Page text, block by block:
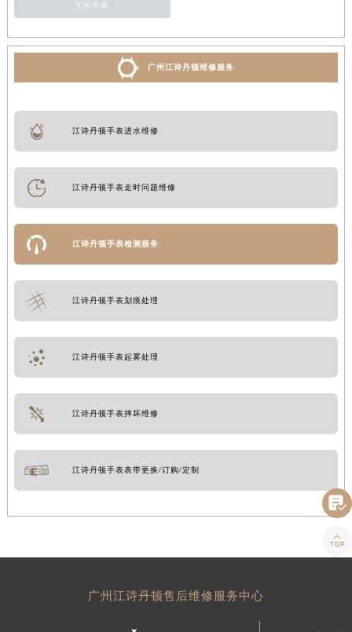
宝珀手表
广州江诗丹顿维修服务
江诗丹顿手表进水维修
江诗丹顿手表走时问题维修
江诗丹顿手表检测服务
江诗丹顿手表划痕处理
江诗丹顿手表起雾处理
江诗丹顿手表摔坏维修
江诗丹顿手表表带更换/订购/定制
广州江诗丹顿售后维修服务中心

